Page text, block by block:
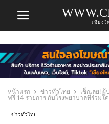
เชียง
หน้าแรก ข่าวทั่วไทย
เช็กเลย!
ฟรี 14 รายการ กับโรงพยาบาลที่ร่วมโ
ข่าวทั่วไทย